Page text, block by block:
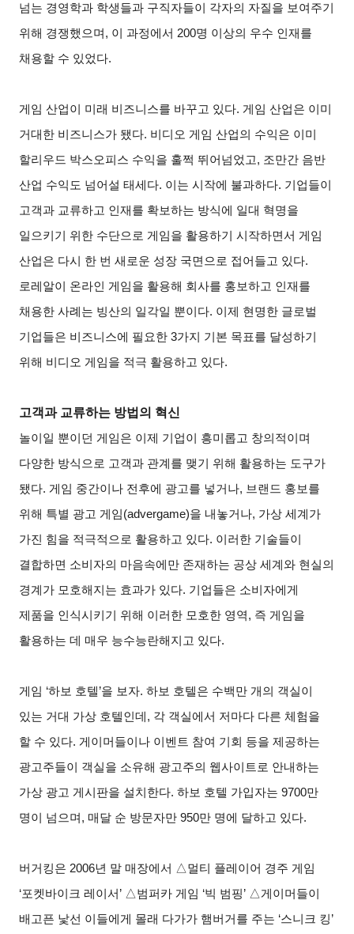
넘는 경영학과 학생들과 구직자들이 각자의 자질을 보여주기
위해 경쟁했으며, 이 과정에서 200명 이상의 우수 인재를
채용할 수 있었다.
게임 산업이 미래 비즈니스를 바꾸고 있다. 게임 산업은 이미
거대한 비즈니스가 됐다. 비디오 게임 산업의 수익은 이미
할리우드 박스오피스 수익을 훌쩍 뛰어넘었고, 조만간 음반
산업 수익도 넘어설 태세다. 이는 시작에 불과하다. 기업들이
고객과 교류하고 인재를 확보하는 방식에 일대 혁명을
일으키기 위한 수단으로 게임을 활용하기 시작하면서 게임
산업은 다시 한 번 새로운 성장 국면으로 접어들고 있다.
로레알이 온라인 게임을 활용해 회사를 홍보하고 인재를
채용한 사례는 빙산의 일각일 뿐이다. 이제 현명한 글로벌
기업들은 비즈니스에 필요한 3가지 기본 목표를 달성하기
위해 비디오 게임을 적극 활용하고 있다.
고객과 교류하는 방법의 혁신
놀이일 뿐이던 게임은 이제 기업이 흥미롭고 창의적이며
다양한 방식으로 고객과 관계를 맺기 위해 활용하는 도구가
됐다. 게임 중간이나 전후에 광고를 넣거나, 브랜드 홍보를
위해 특별 광고 게임(advergame)을 내놓거나, 가상 세계가
가진 힘을 적극적으로 활용하고 있다. 이러한 기술들이
결합하면 소비자의 마음속에만 존재하는 공상 세계와 현실의
경계가 모호해지는 효과가 있다. 기업들은 소비자에게
제품을 인식시키기 위해 이러한 모호한 영역, 즉 게임을
활용하는 데 매우 능수능란해지고 있다.
게임 ‘하보 호텔’을 보자. 하보 호텔은 수백만 개의 객실이
있는 거대 가상 호텔인데, 각 객실에서 저마다 다른 체험을
할 수 있다. 게이머들이나 이벤트 참여 기회 등을 제공하는
광고주들이 객실을 소유해 광고주의 웹사이트로 안내하는
가상 광고 게시판을 설치한다. 하보 호텔 가입자는 9700만
명이 넘으며, 매달 순 방문자만 950만 명에 달하고 있다.
버거킹은 2006년 말 매장에서 △멀티 플레이어 경주 게임
‘포켓바이크 레이서’ △범퍼카 게임 ‘빅 범핑’ △게이머들이
배고픈 낯선 이들에게 몰래 다가가 햄버거를 주는 ‘스니크 킹’